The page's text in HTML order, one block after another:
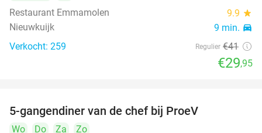
Restaurant Emmamolen
9.9 star
Nieuwkuijk 9 min. directions_car
Verkocht: 259 Regulier €41
€29,95
5-gangendiner van de chef bij ProeV
Wo Do Za
Zo